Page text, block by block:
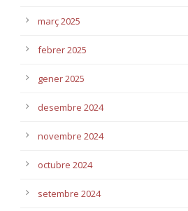
març 2025
febrer 2025
gener 2025
desembre 2024
novembre 2024
octubre 2024
setembre 2024